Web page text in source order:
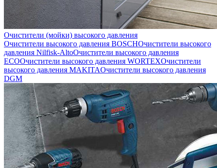
Очистители (мойки) высокого давления
Очистители высокого давления BOSCHОчистители высокого
давления Nilfisk-AltoОчистители высокого давления
ECOОчистители высокого давления WORTEXОчистители
высокого давления MAKITAОчистители высокого давления
DGM